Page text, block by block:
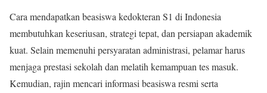
Cara mendapatkan beasiswa kedokteran S1 di Indonesia
membutuhkan keseriusan, strategi tepat, dan persiapan akademik
kuat. Selain memenuhi persyaratan administrasi, pelamar harus
menjaga prestasi sekolah dan melatih kemampuan tes masuk.
Kemudian, rajin mencari informasi beasiswa resmi serta